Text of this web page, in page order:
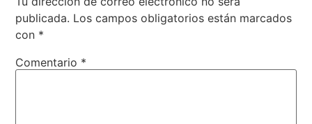
publicada. Los campos obligatorios están marcados
con *
Comentario *